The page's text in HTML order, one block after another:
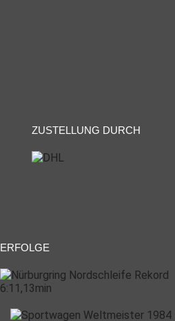
ZUSTELLUNG DURCH
ERFOLGE